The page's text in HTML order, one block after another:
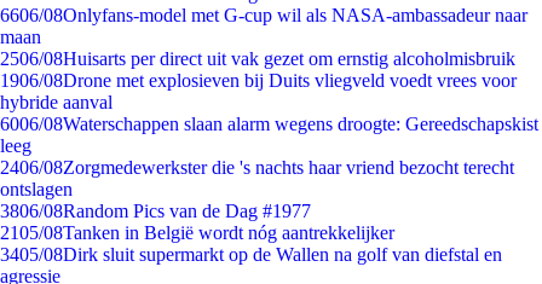
6606/08Onlyfans-model met G-cup wil als NASA-ambassadeur naar
maan
2506/08Huisarts per direct uit vak gezet om ernstig alcoholmisbruik
1906/08Drone met explosieven bij Duits vliegveld voedt vrees voor
hybride aanval
6006/08Waterschappen slaan alarm wegens droogte: Gereedschapskist
leeg
2406/08Zorgmedewerkster die 's nachts haar vriend bezocht terecht
ontslagen
3806/08Random Pics van de Dag #1977
2105/08Tanken in België wordt nóg aantrekkelijker
3405/08Dirk sluit supermarkt op de Wallen na golf van diefstal en
agressie